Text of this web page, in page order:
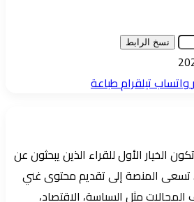
نسخ الرابط
واتسابتيلقرامطباعة
الخيار الأول للقراء الذين يبحثون عن
تسعى المنصة إلى تقديم محتوى غني
مثل السياسة، الاقتصاد،